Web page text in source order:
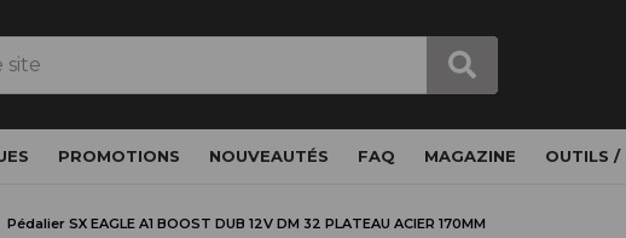
PROMOTIONS NOUVEAUTÉS FAQ MAGAZINE OUTILS /
Pédalier SX EAGLE A1 BOOST DUB 12V DM 32 PLATEAU ACIER 170MM